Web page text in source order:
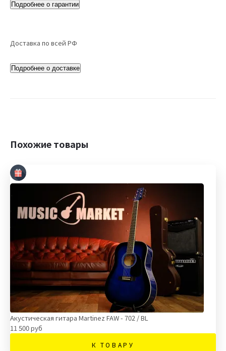
Подробнее о гарантии
Доставка по всей РФ
Подробнее о доставке
Похожие товары
Акустическая гитара Martinez FAW - 702 / BL
11 500 руб
К ТОВАРУ